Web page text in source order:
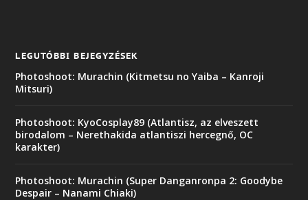
LEGUTÓBBI BEJEGYZÉSEK
Photoshoot: Murachin (Kitmetsu no Yaiba – Kanroji
Mitsuri)
Photoshoot: KyoCosplay89 (Atlantisz, az elveszett
birodalom – Nerethakida atlantiszi hercegnő, OC
karakter)
Photoshoot: Murachin (Super Danganronpa 2: Goodybe
Despair – Nanami Chiaki)